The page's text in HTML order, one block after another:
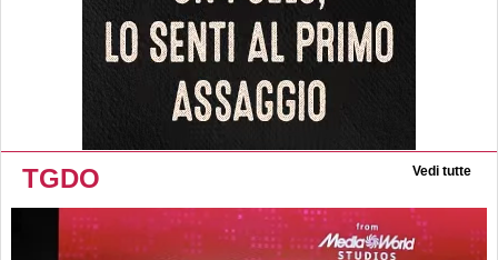
TGDO Vedi tutte